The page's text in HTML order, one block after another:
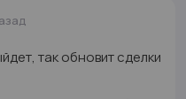
так обновит сделки